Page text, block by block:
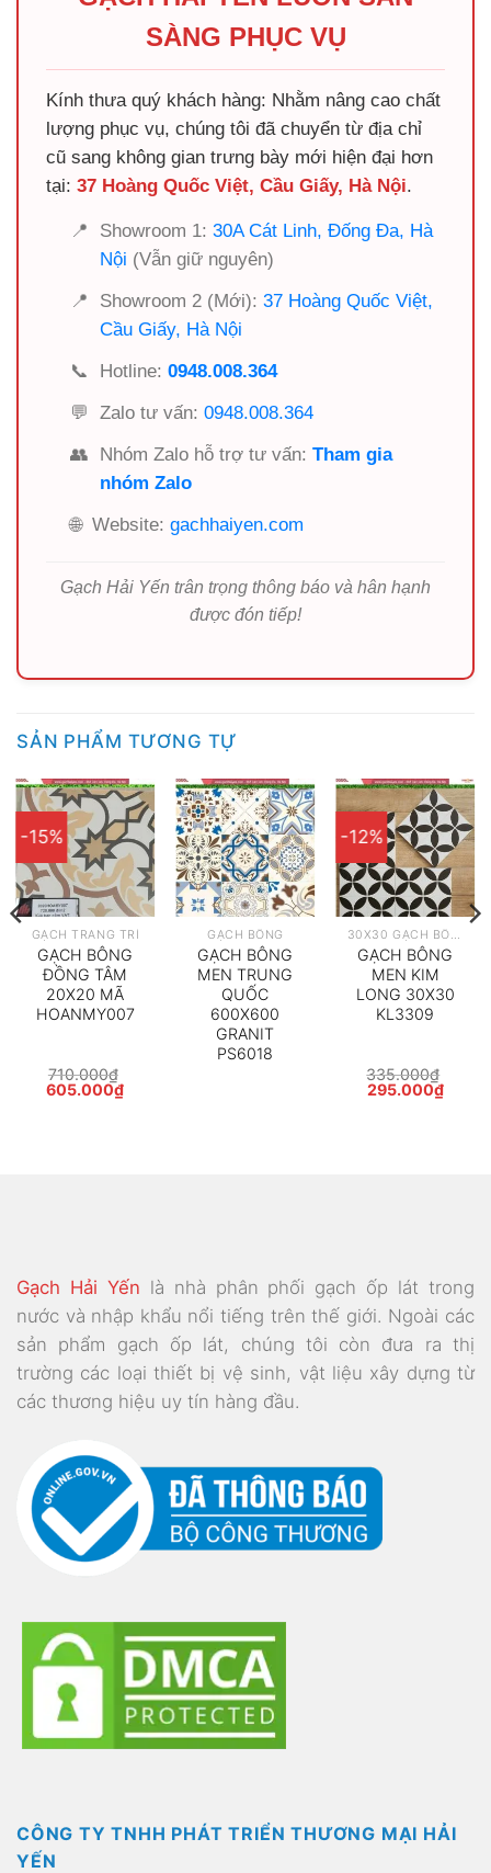
SÀNG PHỤC VỤ
Kính thưa quý khách hàng: Nhằm nâng cao chất
lượng phục vụ, chúng tôi đã chuyển từ địa chỉ
cũ sang không gian trưng bày mới hiện đại hơn
tại: 37 Hoàng Quốc Việt, Cầu Giấy, Hà Nội.
📍 Showroom 1: 30A Cát Linh, Đống Đa, Hà
Nội (Vẫn giữ nguyên)
📍
Showroom 2 (Mới): 37 Hoàng Quốc Việt,
Cầu Giấy, Hà Nội
📞
Hotline: 0948.008.364
💬
Zalo tư vấn: 0948.008.364
👥
Nhóm Zalo hỗ trợ tư vấn: Tham gia
nhóm Zalo
🌐 Website: gachhaiyen.com
Gạch Hải Yến trân trọng thông báo và hân hạnh
được đón tiếp!
SẢN PHẨM TƯƠNG TỰ
-15%
GẠCH TRANG TRÍ
GẠCH BÔNG
ĐỒNG TÂM
20X20 MÃ
HOANMY007
710.000₫
Giá
605.000₫Giá
GẠCH BÔNG
GẠCH BÔNG
MEN TRUNG
QUỐC
600X600
GRANIT
PS6018
-12%
30X30 GẠCH BÔNG
GẠCH BÔNG
MEN KIM
LONG 30X30
KL3309
335.000₫
Giá
295.000₫Giá
hiện
Gạch Hải Yến là nhà phân phối gạch ốp lát trong
nước và nhập khẩu nổi tiếng trên thế giới. Ngoài các
sản phẩm gạch ốp lát, chúng tôi còn đưa ra thị
trường các loại thiết bị vệ sinh, vật liệu xây dựng từ
các thương hiệu uy tín hàng đầu.
CÔNG TY TNHH PHÁT TRIỂN THƯƠNG MẠI HẢI
YẾN